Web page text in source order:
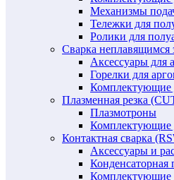
Механизмы
Тележки для
Ролики для
Сварка неплавящимся
Аксессуары для
Горелки для
Комплектующие
Плазменная резка
Плазмотроны
Комплектующие
Контактная сварка
Аксессуары и
Комплектующие